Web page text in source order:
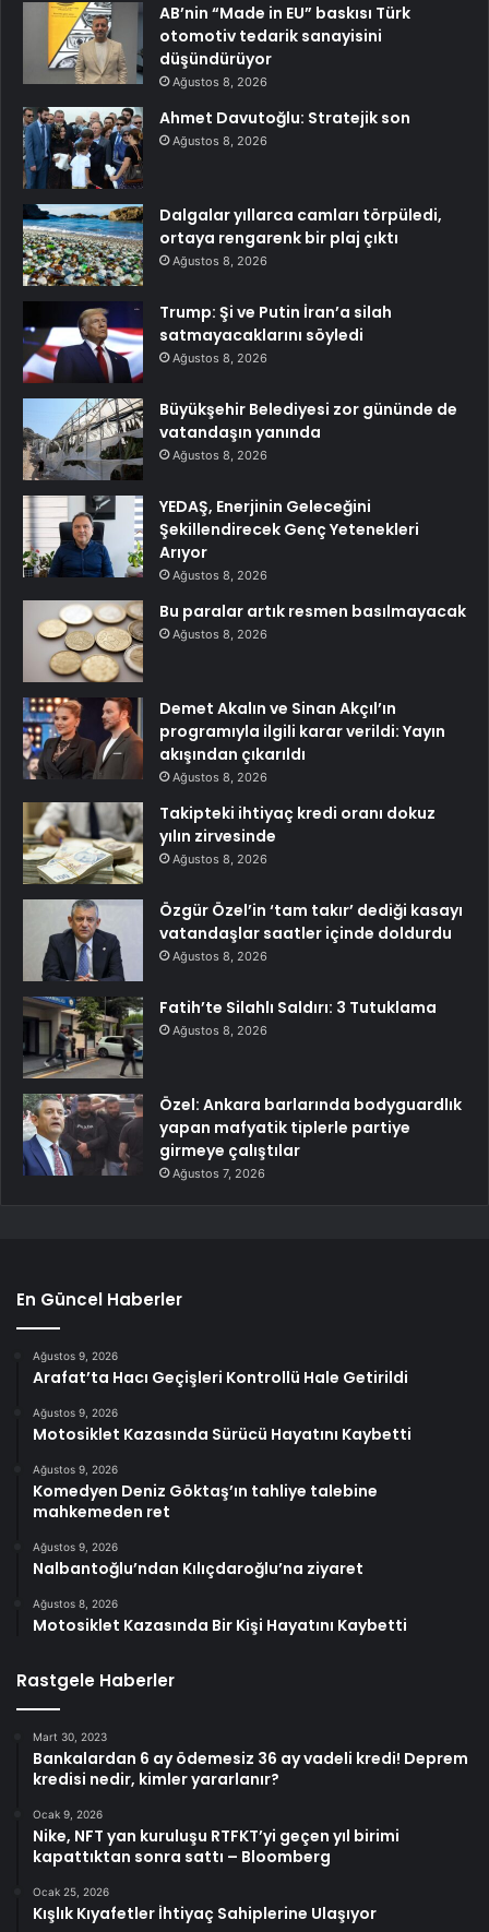
AB’nin “Made in EU” baskısı Türk
otomotiv tedarik sanayisini
düşündürüyor
Ağustos 8, 2026
Ahmet Davutoğlu: Stratejik son
Ağustos 8, 2026
Dalgalar yıllarca camları törpüledi,
ortaya rengarenk bir plaj çıktı
Ağustos 8, 2026
Trump: Şi ve Putin İran’a silah
satmayacaklarını söyledi
Ağustos 8, 2026
Büyükşehir Belediyesi zor gününde de
vatandaşın yanında
Ağustos 8, 2026
YEDAŞ, Enerjinin Geleceğini
Şekillendirecek Genç Yetenekleri
Arıyor
Ağustos 8, 2026
Bu paralar artık resmen basılmayacak
Ağustos 8, 2026
Demet Akalın ve Sinan Akçıl’ın
programıyla ilgili karar verildi: Yayın
akışından çıkarıldı
Ağustos 8, 2026
Takipteki ihtiyaç kredi oranı dokuz
yılın zirvesinde
Ağustos 8, 2026
Özgür Özel’in ‘tam takır’ dediği kasayı
vatandaşlar saatler içinde doldurdu
Ağustos 8, 2026
Fatih’te Silahlı Saldırı: 3 Tutuklama
Ağustos 8, 2026
Özel: Ankara barlarında bodyguardlık
yapan mafyatik tiplerle partiye
girmeye çalıştılar
Ağustos 7, 2026
En Güncel Haberler
Ağustos 9, 2026
Arafat’ta Hacı Geçişleri Kontrollü Hale Getirildi
Ağustos 9, 2026
Motosiklet Kazasında Sürücü Hayatını Kaybetti
Ağustos 9, 2026
Komedyen Deniz Göktaş’ın tahliye talebine
mahkemeden ret
Ağustos 9, 2026
Nalbantoğlu’ndan Kılıçdaroğlu’na ziyaret
Ağustos 8, 2026
Motosiklet Kazasında Bir Kişi Hayatını Kaybetti
Rastgele Haberler
Mart 30, 2023
Bankalardan 6 ay ödemesiz 36 ay vadeli kredi! Deprem
kredisi nedir, kimler yararlanır?
Ocak 9, 2026
Nike, NFT yan kuruluşu RTFKT’yi geçen yıl birimi
kapattıktan sonra sattı – Bloomberg
Ocak 25, 2026
Kışlık Kıyafetler İhtiyaç Sahiplerine Ulaşıyor